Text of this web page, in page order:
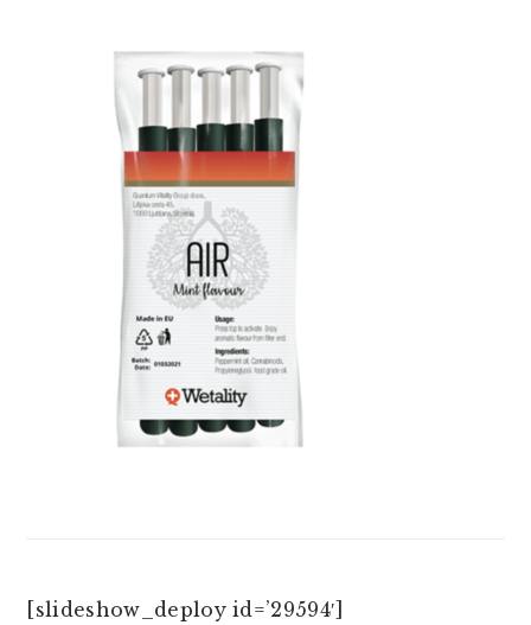
[slideshow_deploy id=’29594′]